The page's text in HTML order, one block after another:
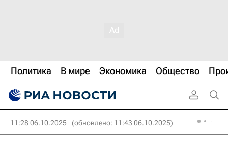
Политика В мире Экономика Общество
11:28 06.10.2025 (обновлено: 11:43 06.10.2025)